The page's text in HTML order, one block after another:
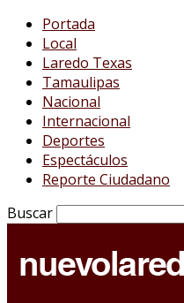
Portada
Local
Laredo Texas
Tamaulipas
Nacional
Internacional
Deportes
Espectáculos
Reporte Ciudadano
Buscar